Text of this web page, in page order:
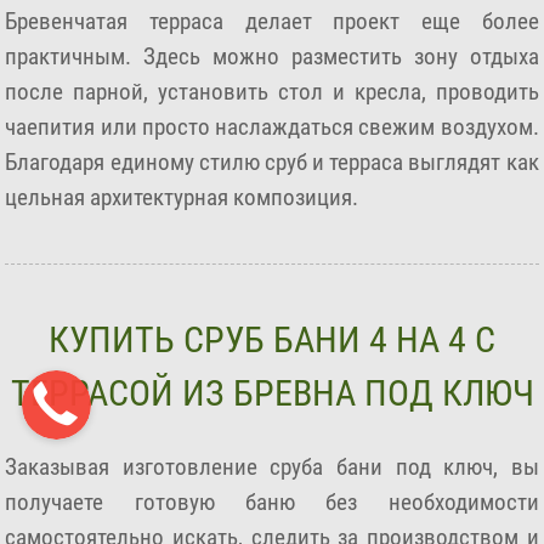
Бревенчатая терраса делает проект еще более
практичным. Здесь можно разместить зону отдыха
после парной, установить стол и кресла, проводить
чаепития или просто наслаждаться свежим воздухом.
Благодаря единому стилю сруб и терраса выглядят как
цельная архитектурная композиция.
КУПИТЬ СРУБ БАНИ 4 НА 4 С
ТЕРРАСОЙ ИЗ БРЕВНА ПОД КЛЮЧ
Заказывая изготовление сруба бани под ключ, вы
получаете готовую баню без необходимости
самостоятельно искать, следить за производством и